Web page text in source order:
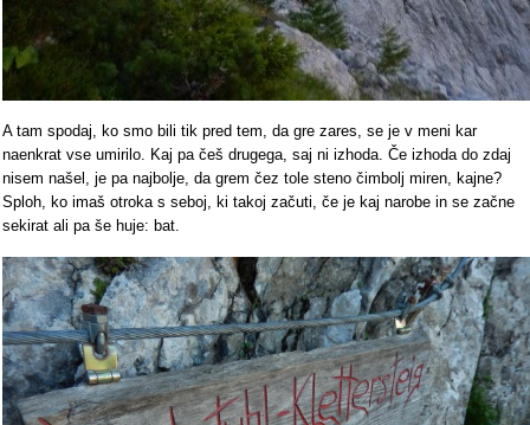
A tam spodaj, ko smo bili tik pred tem, da gre zares, se je v meni kar
naenkrat vse umirilo. Kaj pa češ drugega, saj ni izhoda. Če izhoda do zdaj
nisem našel, je pa najbolje, da grem čez tole steno čimbolj miren, kajne?
Sploh, ko imaš otroka s seboj, ki takoj začuti, če je kaj narobe in se začne
sekirat ali pa še huje: bat.